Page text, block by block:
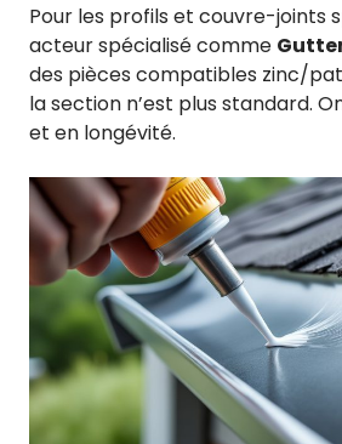
Pour les profils et couvre-joints
acteur spécialisé comme
des pièces compatibles zinc/
la section n’est plus standard.
et en longévité.